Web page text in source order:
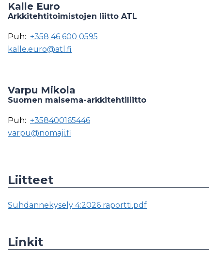
Kalle Euro
Arkkitehtitoimistojen liitto ATL
Puh: +358 46 600 0595
kalle.euro@atl.fi
Varpu Mikola
Suomen maisema-arkkitehtiliitto
Puh: +358400165446
varpu@nomaji.fi
Liitteet
Suhdannekysely 4:2026 raportti.pdf
Linkit